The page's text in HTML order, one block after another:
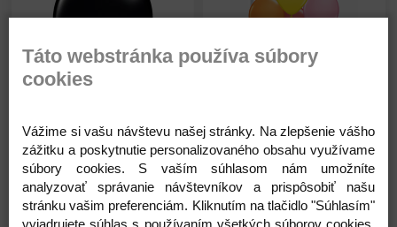
100 ks/bal
10,85 €
Na sklade
Detail
Assortment - 13 cm - mix -
100 ks/bal
9,85 €
Na sklade
Detail
Táto webstránka používa súbory
cookies
Vážime si vašu návštevu našej stránky. Na zlepšenie vášho
zážitku a poskytnutie personalizovaného obsahu využívame
súbory cookies. S vaším súhlasom nám umožníte
analyzovať správanie návštevníkov a prispôsobiť našu
stránku vašim preferenciám. Kliknutím na tlačidlo "Súhlasím"
vyjadrujete súhlas s používaním všetkých súborov cookies.